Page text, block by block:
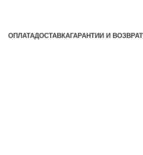
ОПЛАТАДОСТАВКАГАРАНТИИ И ВОЗВРАТ